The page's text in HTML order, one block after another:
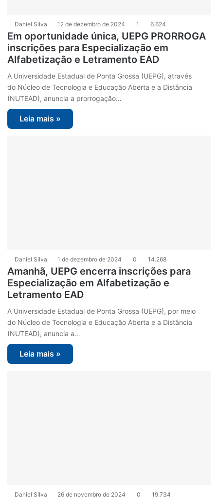
Daniel Silva 12 de dezembro de 2024 1 6.624
Em oportunidade única, UEPG PRORROGA
inscrições para Especialização em
Alfabetização e Letramento EAD
A Universidade Estadual de Ponta Grossa (UEPG), através
do Núcleo de Tecnologia e Educação Aberta e a Distância
(NUTEAD), anuncia a prorrogação…
Leia mais »
Daniel Silva 1 de dezembro de 2024 0 14.268
Amanhã, UEPG encerra inscrições para
Especialização em Alfabetização e
Letramento EAD
A Universidade Estadual de Ponta Grossa (UEPG), por meio
do Núcleo de Tecnologia e Educação Aberta e a Distância
(NUTEAD), anuncia a…
Leia mais »
Daniel Silva 26 de novembro de 2024 0 19.734